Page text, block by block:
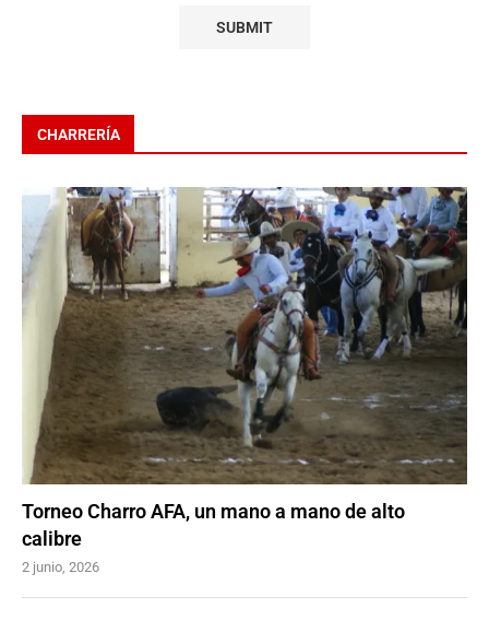
CHARRERÍA
Torneo Charro AFA, un mano a mano de alto
calibre
2 junio, 2026